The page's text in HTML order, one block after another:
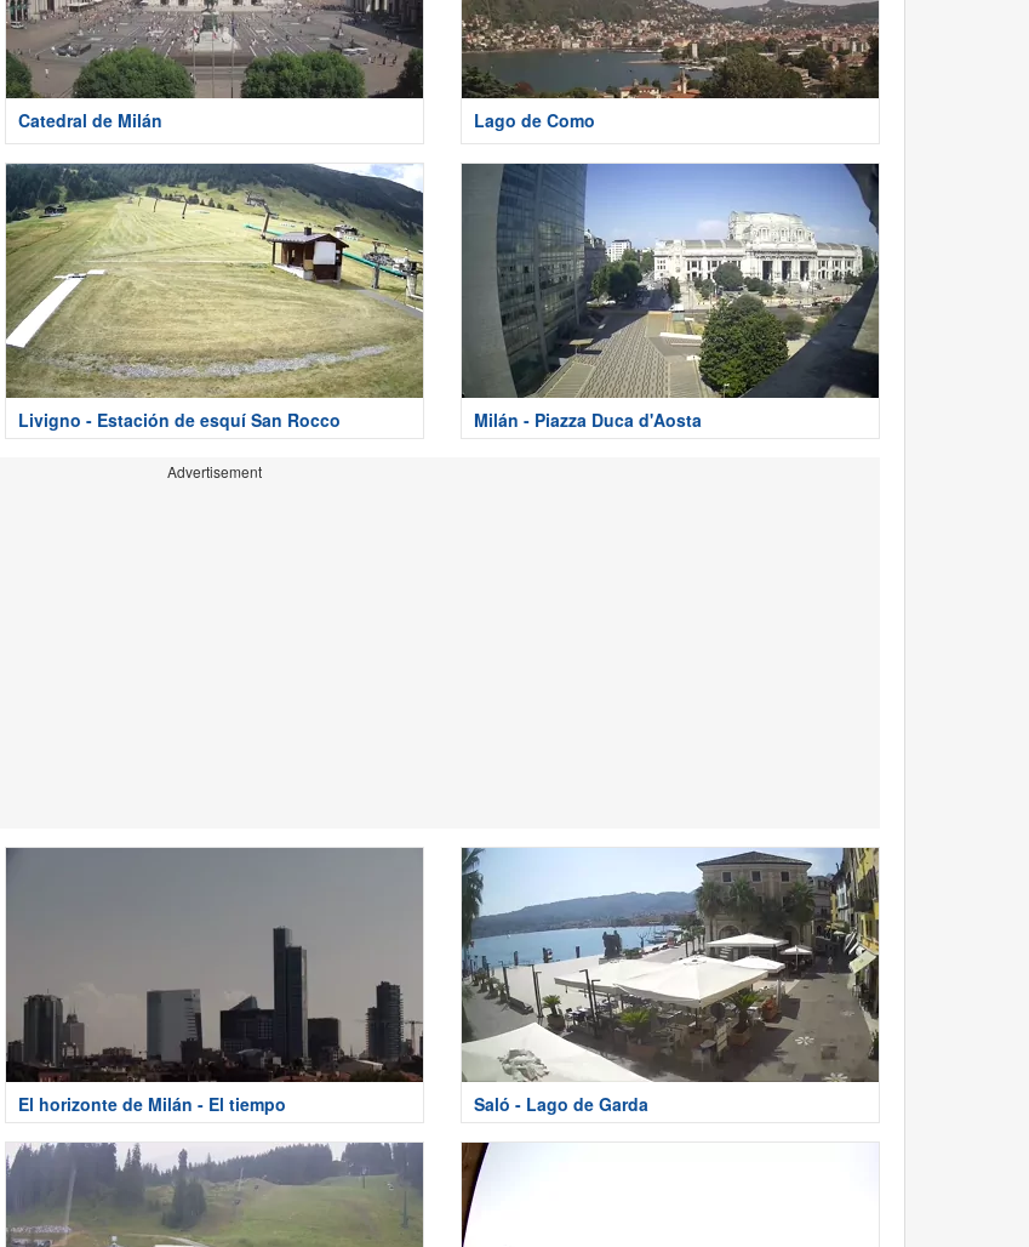
Catedral de Milán Lago de Como
Livigno - Estación de esquí San Rocco Milán - Piazza Duca d'Aosta
Advertisement
El horizonte de Milán - El tiempo Saló - Lago de Garda